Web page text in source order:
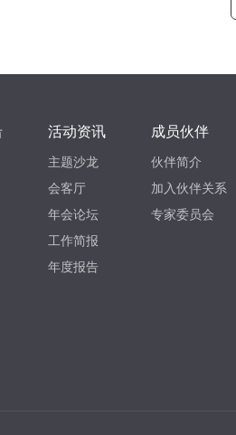
活动资讯
主题沙龙
会客厅
年会论坛
工作简报
年度报告
成员伙伴
伙伴简介
加入伙伴关系
专家委员会